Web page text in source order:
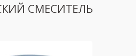
СМЕСИТЕЛЬ